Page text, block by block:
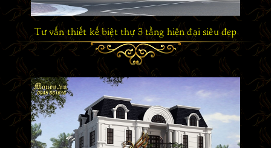
Tư vấn thiết kế biệt thự 3 tầng hiện đại siêu đẹp